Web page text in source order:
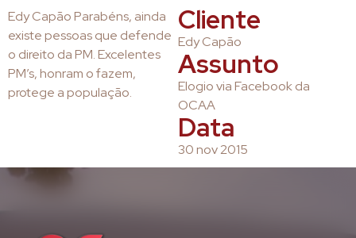
Edy Capão Parabéns, ainda
existe pessoas que defende
o direito da PM. Excelentes
PM’s, honram o fazem,
protege a população.
Cliente
Edy Capão
Assunto
Elogio via Facebook da
OCAA
Data
30 nov 2015